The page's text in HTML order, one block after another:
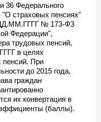
36 Федерального
страховых пенсиях"
ДД.ММ.ГГГГ № 173-ФЗ
Федерации",
трудовых пенсий,
в целях
пенсий. При
до 2015 года,
граждан
их конвертация в
(баллы).